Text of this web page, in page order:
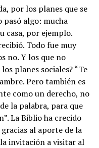
por los planes que se
algo: mucha
casa, por ejemplo.
Todo fue muy
no. Y los que no
planes sociales? “Te
Pero también es
como un derecho, no
la palabra, para que
La Biblio ha crecido
al aporte de la
invitación a visitar al